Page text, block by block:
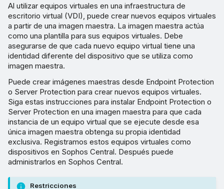
Al utilizar equipos virtuales en una infraestructura de
escritorio virtual (VDI), puede crear nuevos equipos virtuales
a partir de una imagen maestra. La imagen maestra actúa
como una plantilla para sus equipos virtuales. Debe
asegurarse de que cada nuevo equipo virtual tiene una
identidad diferente del dispositivo que se utiliza como
imagen maestra.
Puede crear imágenes maestras desde Endpoint Protection
o Server Protection para crear nuevos equipos virtuales.
Siga estas instrucciones para instalar Endpoint Protection o
Server Protection en una imagen maestra para que cada
instancia de un equipo virtual que se ejecute desde esa
única imagen maestra obtenga su propia identidad
exclusiva. Registramos estos equipos virtuales como
dispositivos en Sophos Central. Después puede
administrarlos en Sophos Central.
Restricciones